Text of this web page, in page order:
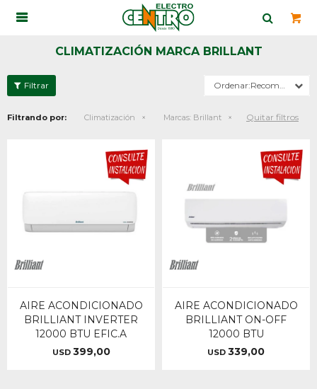

CLIMATIZACIÓN MARCA BRILLANT
Recomendados
Filtrando por: Climatización Marcas: Brillant Quitar filtros
AIRE ACONDICIONADO
BRILLIANT INVERTER
12000 BTU EFIC.A
USD 399,00
AIRE ACONDICIONADO
BRILLIANT ON-OFF
12000 BTU
USD 339,00